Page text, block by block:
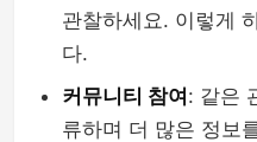
관찰하세요. 이렇게
다.
커뮤니티 참여 : 같은
류하며 더 많은 정보